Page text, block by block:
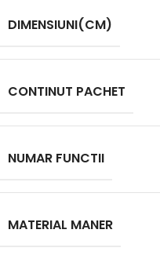
DIMENSIUNI(CM)
CONTINUT PACHET
NUMAR FUNCTII
MATERIAL MANER